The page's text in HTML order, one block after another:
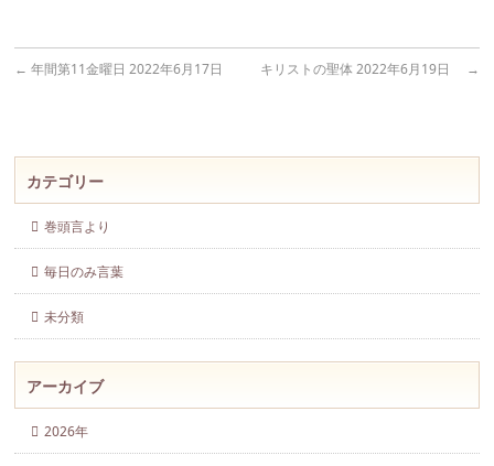
← 年間第11金曜日 2022年6月17日 キリストの聖体 2022年6月19日 →
カテゴリー
巻頭言より
毎日のみ言葉
未分類
アーカイブ
2026年